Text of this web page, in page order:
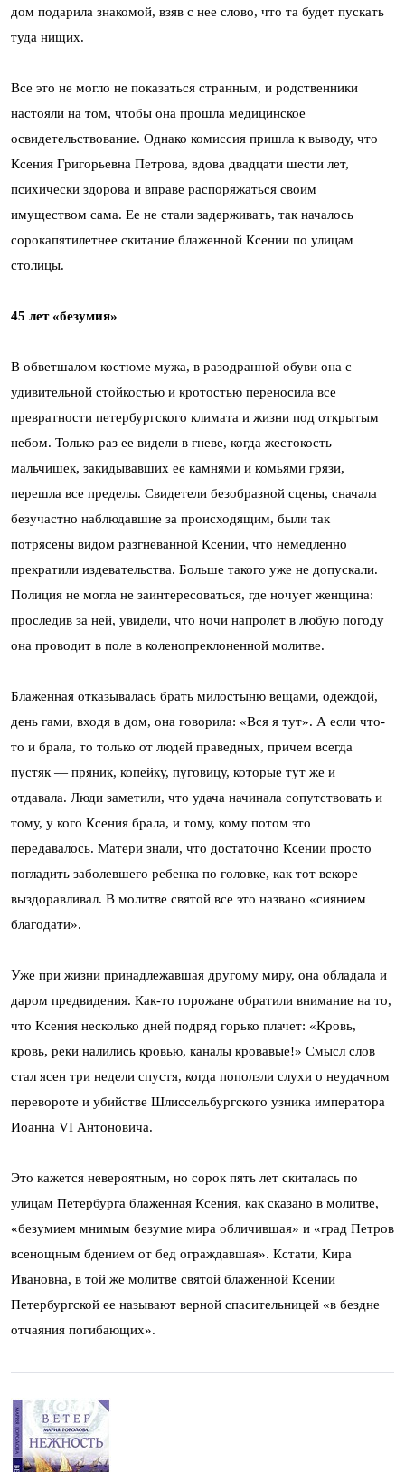
дом подарила знакомой, взяв с нее слово, что та будет пускать
туда нищих.
Все это не могло не показаться странным, и родственники
настояли на том, чтобы она прошла медицинское
освидетельствование. Однако комиссия пришла к выводу, что
Ксения Григорьевна Петрова, вдова двадцати шести лет,
психически здорова и вправе распоряжаться своим
имуществом сама. Ее не стали задерживать, так началось
сорокапятилетнее скитание блаженной Ксении по улицам
столицы.
45 лет «безумия»
В обветшалом костюме мужа, в разодранной обуви она с
удивительной стойкостью и кротостью переносила все
превратности петербургского климата и жизни под открытым
небом. Только раз ее видели в гневе, когда жестокость
мальчишек, закидывавших ее камнями и комьями грязи,
перешла все пределы. Свидетели безобразной сцены, сначала
безучастно наблюдавшие за происходящим, были так
потрясены видом разгневанной Ксении, что немедленно
прекратили издевательства. Больше такого уже не допускали.
Полиция не могла не заинтересоваться, где ночует женщина:
проследив за ней, увидели, что ночи напролет в любую погоду
она проводит в поле в коленопреклоненной молитве.
Блаженная отказывалась брать милостыню вещами, одеждой,
день гами, входя в дом, она говорила: «Вся я тут». А если что-
то и брала, то только от людей праведных, причем всегда
пустяк — пряник, копейку, пуговицу, которые тут же и
отдавала. Люди заметили, что удача начинала сопутствовать и
тому, у кого Ксения брала, и тому, кому потом это
передавалось. Матери знали, что достаточно Ксении просто
погладить заболевшего ребенка по головке, как тот вскоре
выздоравливал. В молитве святой все это названо «сиянием
благодати».
Уже при жизни принадлежавшая другому миру, она обладала и
даром предвидения. Как-то горожане обратили внимание на то,
что Ксения несколько дней подряд горько плачет: «Кровь,
кровь, реки налились кровью, каналы кровавые!» Смысл слов
стал ясен три недели спустя, когда поползли слухи о неудачном
перевороте и убийстве Шлиссельбургского узника императора
Иоанна VI Антоновича.
Это кажется невероятным, но сорок пять лет скиталась по
улицам Петербурга блаженная Ксения, как сказано в молитве,
«безумием мнимым безумие мира обличившая» и «град Петров
всенощным бдением от бед ограждавшая». Кстати, Кира
Ивановна, в той же молитве святой блаженной Ксении
Петербургской ее называют верной спасительницей «в бездне
отчаяния погибающих».